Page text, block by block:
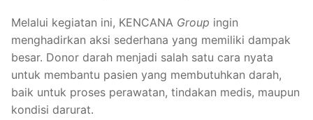
Melalui kegiatan ini, KENCANA Group ingin
menghadirkan aksi sederhana yang memiliki dampak
besar. Donor darah menjadi salah satu cara nyata
untuk membantu pasien yang membutuhkan darah,
baik untuk proses perawatan, tindakan medis, maupun
kondisi darurat.